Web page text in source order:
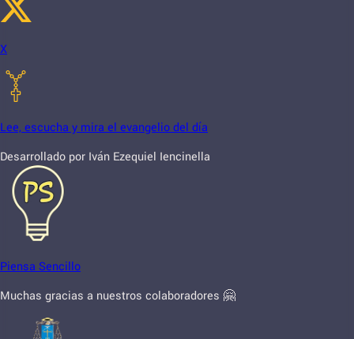
X
Lee, escucha y mira el evangelio del día
Desarrollado por Iván Ezequiel Iencinella
Piensa Sencillo
Muchas gracias a nuestros colaboradores 🤗